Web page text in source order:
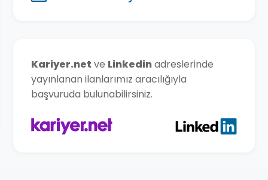
Kariyer.net ve Linkedinadreslerinde
yayınlanan ilanlarımız aracılığıyla
başvuruda bulunabilirsiniz.